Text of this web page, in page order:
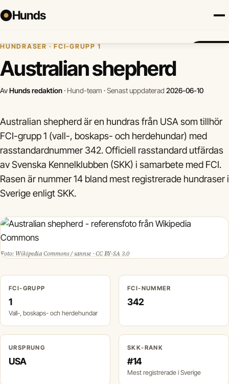
Hunds
Försäkring Hundraser Lokalt
HUNDRASER · FCI-GRUPP 1
Australian shepherd
AvHunds redaktion· Hund-team ·Senast uppdaterad 2026-06-10
Australian shepherd är en hundras från USA som tillhör
FCI-grupp 1 (vall-, boskaps- och herdehundar) med
rasstandardnummer 342. Officiell rasstandard utfärdas
av Svenska Kennelklubben (SKK) i samarbete med FCI.
Rasen är nummer 14 bland mest registrerade hundraser i
Sverige enligt SKK.
Foto: Wikipedia Commons / sannse · CC BY-SA 3.0
FCI-GRUPP
1
Vall-, boskaps- och herdehundar
FCI-NUMMER
342
URSPRUNG
USA
SKK-RANK
#14
Mest registrerade i Sverige